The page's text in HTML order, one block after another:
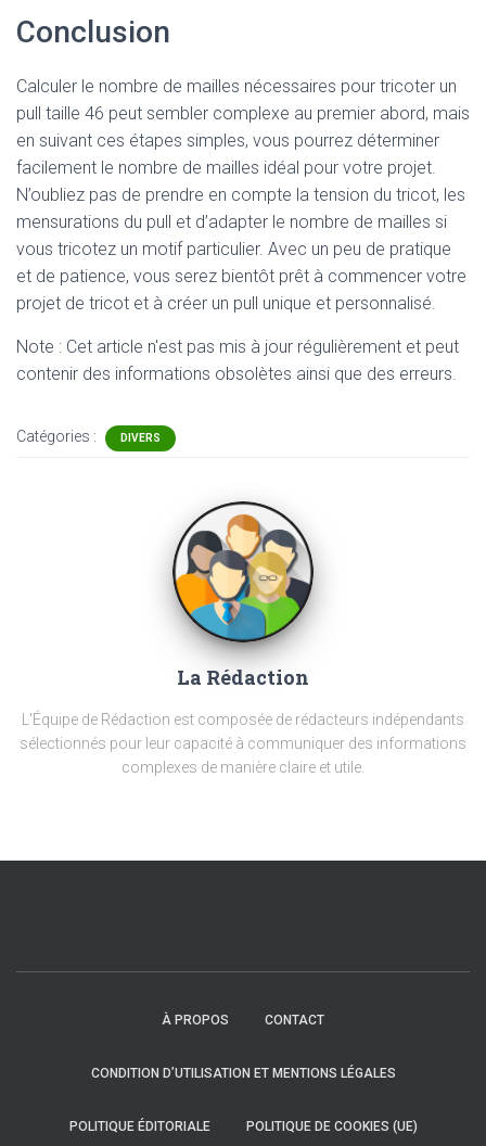
Conclusion
Calculer le nombre de mailles nécessaires pour tricoter un
pull taille 46 peut sembler complexe au premier abord, mais
en suivant ces étapes simples, vous pourrez déterminer
facilement le nombre de mailles idéal pour votre projet.
N’oubliez pas de prendre en compte la tension du tricot, les
mensurations du pull et d’adapter le nombre de mailles si
vous tricotez un motif particulier. Avec un peu de pratique
et de patience, vous serez bientôt prêt à commencer votre
projet de tricot et à créer un pull unique et personnalisé.
Note : Cet article n'est pas mis à jour régulièrement et peut
contenir des informations obsolètes ainsi que des erreurs.
Catégories : DIVERS
La Rédaction
L'Équipe de Rédaction est composée de rédacteurs indépendants
sélectionnés pour leur capacité à communiquer des informations
complexes de manière claire et utile.
À PROPOS CONTACT
CONDITION D’UTILISATION ET MENTIONS LÉGALES
POLITIQUE ÉDITORIALE POLITIQUE DE COOKIES (UE)